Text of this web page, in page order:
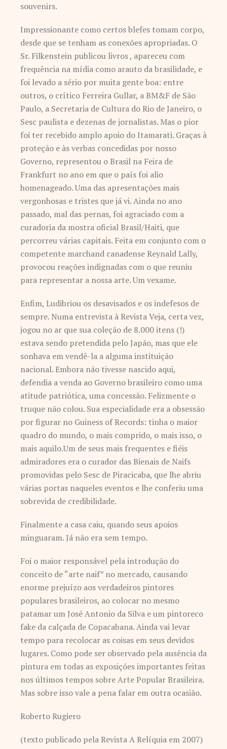
souvenirs.
Impressionante como certos blefes tomam corpo,
desde que se tenham as conexões apropriadas. O
Sr. Filkenstein publicou livros , apareceu com
frequência na mídia como arauto da brasilidade, e
foi levado a sério por muita gente boa: entre
outros, o crítico Ferreira Gullar, a BM&F de São
Paulo, a Secretaria de Cultura do Rio de Janeiro, o
Sesc paulista e dezenas de jornalistas. Mas o pior
foi ter recebido amplo apoio do Itamarati. Graças à
proteção e às verbas concedidas por nosso
Governo, representou o Brasil na Feira de
Frankfurt no ano em que o país foi alio
homenageado. Uma das apresentações mais
vergonhosas e tristes que já vi. Ainda no ano
passado, mal das pernas, foi agraciado com a
curadoria da mostra oficial Brasil/Haiti, que
percorreu várias capitais. Feita em conjunto com o
competente marchand canadense Reynald Lally,
provocou reações indignadas com o que reuniu
para representar a nossa arte. Um vexame.
Enfim, Ludibriou os desavisados e os indefesos de
sempre. Numa entrevista à Revista Veja, certa vez,
jogou no ar que sua coleção de 8.000 itens (!)
estava sendo pretendida pelo Japão, mas que ele
sonhava em vendê-la a alguma instituição
nacional. Embora não tivesse nascido aqui,
defendia a venda ao Governo brasileiro como uma
atitude patriótica, uma concessão. Felizmente o
truque não colou. Sua especialidade era a obsessão
por figurar no Guiness of Records: tinha o maior
quadro do mundo, o mais comprido, o mais isso, o
mais aquilo.Um de seus mais frequentes e fiéis
admiradores era o curador das Bienais de Naifs
promovidas pelo Sesc de Piracicaba, que lhe abriu
várias portas naqueles eventos e lhe conferiu uma
sobrevida de credibilidade.
Finalmente a casa caiu, quando seus apoios
minguaram. Já não era sem tempo.
Foi o maior responsável pela introdução do
conceito de “arte naif” no mercado, causando
enorme prejuízo aos verdadeiros pintores
populares brasileiros, ao colocar no mesmo
patamar um José Antonio da Silva e um pintoreco
fake da calçada de Copacabana. Ainda vai levar
tempo para recolocar as coisas em seus devidos
lugares. Como pode ser observado pela ausência da
pintura em todas as exposições importantes feitas
nos últimos tempos sobre Arte Popular Brasileira.
Mas sobre isso vale a pena falar em outra ocasião.
Roberto Rugiero
(texto publicado pela Revista A Relíquia em 2007)